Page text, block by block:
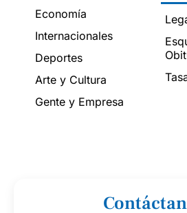
Economía
Internacionales
Deportes
Arte y Cultura
Gente y Empresa